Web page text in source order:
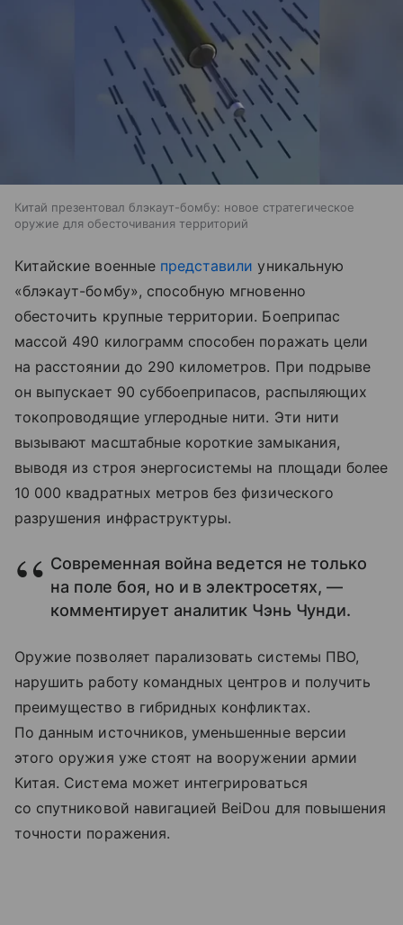
Китай презентовал блэкаут-бомбу: новое стратегическое
оружие для обесточивания территорий
Китайские военные представили уникальную
«блэкаут-бомбу», способную мгновенно
обесточить крупные территории. Боеприпас
массой 490 килограмм способен поражать цели
на расстоянии до 290 километров. При подрыве
он выпускает 90 суббоеприпасов, распыляющих
токопроводящие углеродные нити. Эти нити
вызывают масштабные короткие замыкания,
выводя из строя энергосистемы на площади более
10 000 квадратных метров без физического
разрушения инфраструктуры.
Современная война ведется не только
на поле боя, но и в электросетях, —
комментирует аналитик Чэнь Чунди.
Оружие позволяет парализовать системы ПВО,
нарушить работу командных центров и получить
преимущество в гибридных конфликтах.
По данным источников, уменьшенные версии
этого оружия уже стоят на вооружении армии
Китая. Система может интегрироваться
со спутниковой навигацией BeiDou для повышения
точности поражения.